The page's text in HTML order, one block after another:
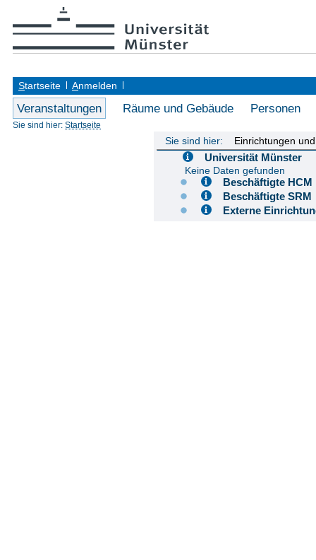
Startseite Anmelden
Veranstaltungen Räume und Gebäude Personen
Sie sind hier: Startseite
Sie sind hier: Einrichtungen
Universität Münster
Keine Daten gefunden
Beschäftigte
Beschäftigte
Externe